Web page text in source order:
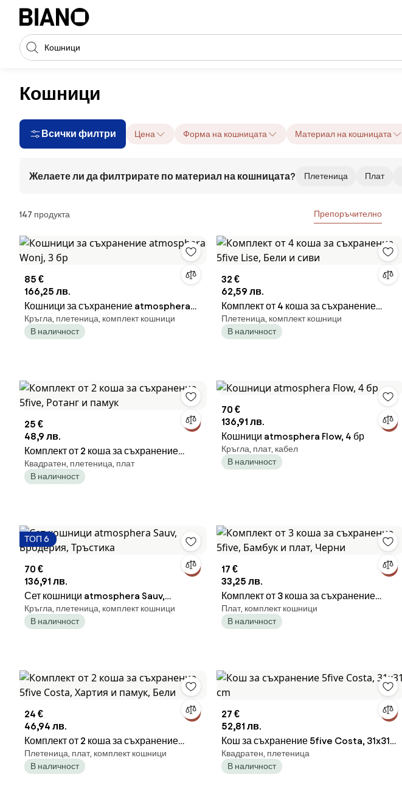
Пропускане към съдържанието
Търсене
Кошници
Всички филтри Цена Форма на кошницата Материал на кошницата
Желаете ли да филтрирате по материал на кошницата? Плетеница Плат
Продукти
147 продукта Препоръчително
85 €
166,25 лв.
Кошници за съхранение atmosphera
Wonj, 3 бр
Кръгла, плетеница, комплект кошници
В наличност
32 €
62,59 лв.
Комплект от 4 коша за съхранение
5five Lise, Бели и сиви
Плетеница, комплект кошници
В наличност
25 €
48,9 лв.
Комплект от 2 коша за съхранение
5five, Ротанг и памук
Квадратен, плетеница, плат
В наличност
70 €
136,91 лв.
Кошници atmosphera Flow, 4 бр
Кръгла, плат, кабел
В наличност
ТОП 6
70 €
136,91 лв.
Сет кошници atmosphera Sauv,
Бродерия, Тръстика
Кръгла, плетеница, комплект кошници
В наличност
17 €
33,25 лв.
Комплект от 3 коша за съхранение
5five, Бамбук и плат, Черни
Плат, комплект кошници
В наличност
24 €
46,94 лв.
Комплект от 2 коша за съхранение
5five Costa, Хартия и памук, Бели
Плетеница, плат, комплект кошници
В наличност
27 €
52,81 лв.
Кош за съхранение 5five Costa, 31x31
cm
Квадратен, плетеница
В наличност